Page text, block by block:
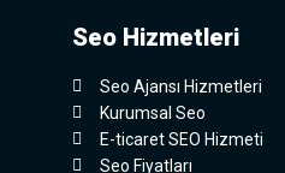
Seo Hizmetleri
Seo Ajansı Hizmetleri
Kurumsal Seo
E-ticaret SEO Hizmeti
Seo Fiyatları